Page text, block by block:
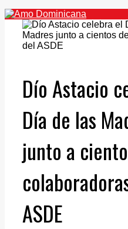
Dío Astacio
Día de las
junto a
ASDE